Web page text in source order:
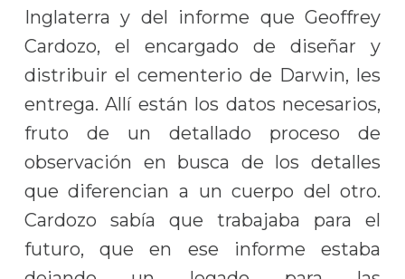
Inglaterra y del informe que Geoffrey
Cardozo, el encargado de diseñar y
distribuir el cementerio de Darwin, les
entrega. Allí están los datos necesarios,
fruto de un detallado proceso de
observación en busca de los detalles
que diferencian a un cuerpo del otro.
Cardozo sabía que trabajaba para el
futuro, que en ese informe estaba